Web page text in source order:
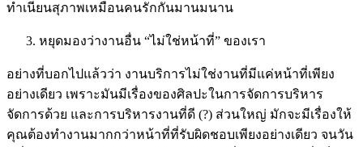
ทำเนียนสุภาพเหมือนคนรักกันมานมนาน
หยุดมองว่างานอื่น “ไม่ใช่หน้าที่” ของเรา
อย่างที่บอกไปแล้วว่า งานบริการไม่ใช่งานที่มีแค่หน้าที่เพียง
อย่างเดียว เพราะมันมีเรื่องของศิลปะในการจัดการบริหาร
จัดการด้วย และการบริหารงานที่ดี (?) ส่วนใหญ่ มักจะมีเรื่องให้
คุณต้องทำงานมากกว่าหน้าที่ที่รับผิดชอบเพียงอย่างเดียว จนวัน